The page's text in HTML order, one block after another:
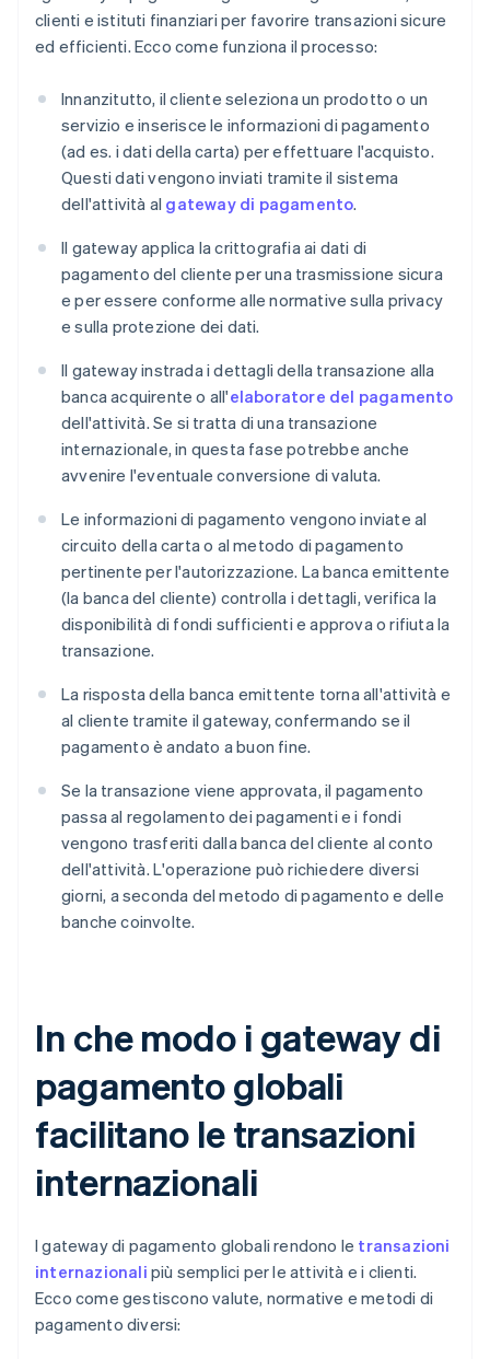
clienti e istituti finanziari per favorire transazioni sicure
ed efficienti. Ecco come funziona il processo:
Innanzitutto, il cliente seleziona un prodotto o un
servizio e inserisce le informazioni di pagamento
(ad es. i dati della carta) per effettuare l'acquisto.
Questi dati vengono inviati tramite il sistema
dell'attività al gateway di pagamento.
Il gateway applica la crittografia ai dati di
pagamento del cliente per una trasmissione sicura
e per essere conforme alle normative sulla privacy
e sulla protezione dei dati.
Il gateway instrada i dettagli della transazione alla
banca acquirente o all'elaboratore del pagamento
dell'attività. Se si tratta di una transazione
internazionale, in questa fase potrebbe anche
avvenire l'eventuale conversione di valuta.
Le informazioni di pagamento vengono inviate al
circuito della carta o al metodo di pagamento
pertinente per l'autorizzazione. La banca emittente
(la banca del cliente) controlla i dettagli, verifica la
disponibilità di fondi sufficienti e approva o rifiuta la
transazione.
La risposta della banca emittente torna all'attività e
al cliente tramite il gateway, confermando se il
pagamento è andato a buon fine.
Se la transazione viene approvata, il pagamento
passa al regolamento dei pagamenti e i fondi
vengono trasferiti dalla banca del cliente al conto
dell'attività. L'operazione può richiedere diversi
giorni, a seconda del metodo di pagamento e delle
banche coinvolte.
In che modo i gateway di
pagamento globali
facilitano le transazioni
internazionali
I gateway di pagamento globali rendono le transazioni
internazionali più semplici per le attività e i clienti.
Ecco come gestiscono valute, normative e metodi di
pagamento diversi: